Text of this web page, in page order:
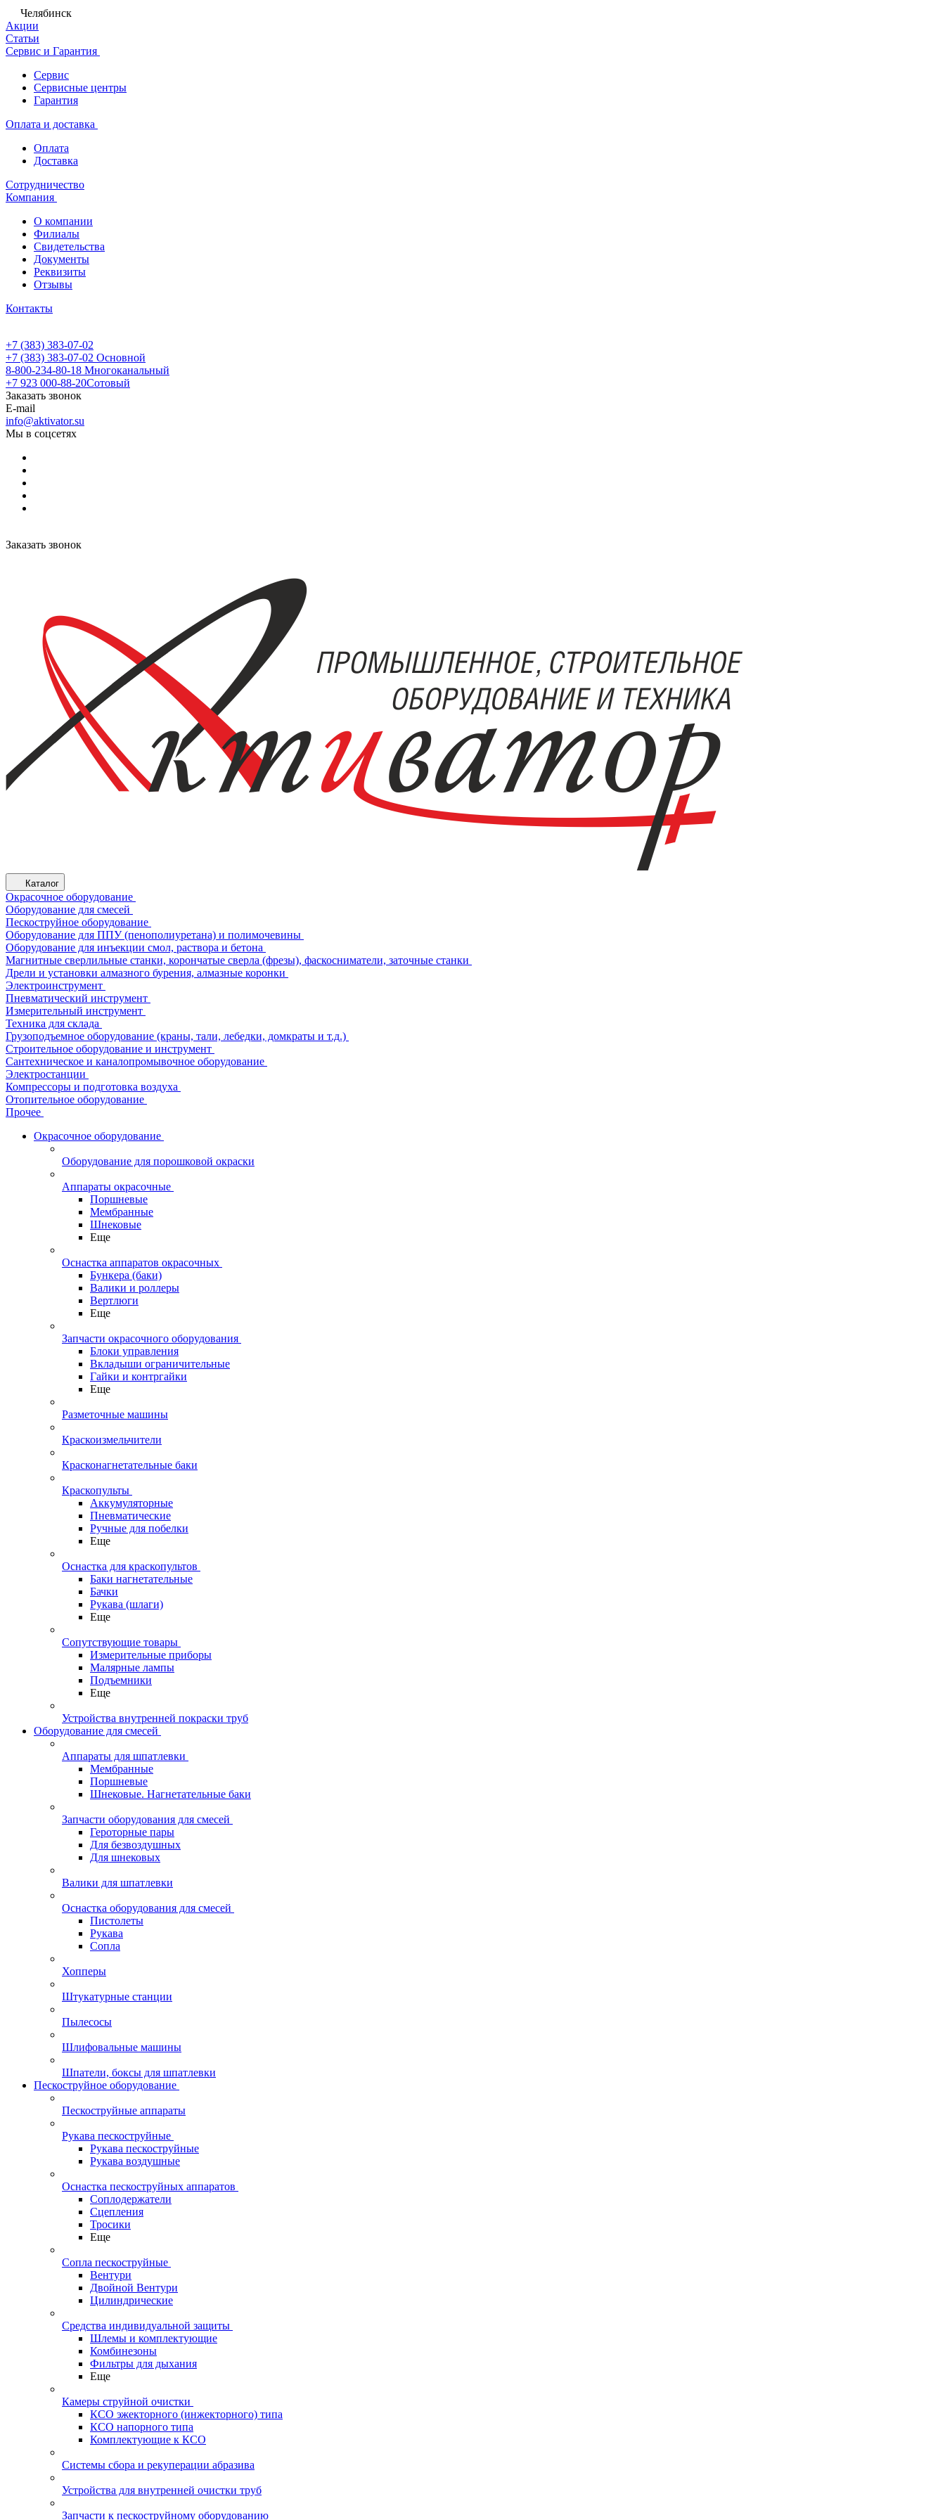
Челябинск
Акции
Статьи
Сервис и Гарантия
Сервис
Сервисные центры
Гарантия
Оплата и доставка
Оплата
Доставка
Сотрудничество
Компания
О компании
Филиалы
Свидетельства
Документы
Реквизиты
Отзывы
Контакты
+7 (383) 383-07-02
+7 (383) 383-07-02 Основной
8-800-234-80-18 Многоканальный
+7 923 000-88-20Сотовый
Заказать звонок
E-mail
info@aktivator.su
Мы в соцсетях
Заказать звонок
Каталог
Окрасочное оборудование
Оборудование для смесей
Пескоструйное оборудование
Оборудование для ППУ (пенополиуретана) и полимочевины
Оборудование для инъекции смол, раствора и бетона
Магнитные сверлильные станки, корончатые сверла (фрезы), фаскосниматели, заточные станки
Дрели и установки алмазного бурения, алмазные коронки
Электроинструмент
Пневматический инструмент
Измерительный инструмент
Техника для склада
Грузоподъемное оборудование (краны, тали, лебедки, домкраты и т.д.)
Строительное оборудование и инструмент
Сантехническое и каналопромывочное оборудование
Электростанции
Компрессоры и подготовка воздуха
Отопительное оборудование
Прочее
Окрасочное оборудование
Оборудование для порошковой окраски
Аппараты окрасочные
Поршневые
Мембранные
Шнековые
Еще
Оснастка аппаратов окрасочных
Бункера (баки)
Валики и роллеры
Вертлюги
Еще
Запчасти окрасочного оборудования
Блоки управления
Вкладыши ограничительные
Гайки и контргайки
Еще
Разметочные машины
Краскоизмельчители
Красконагнетательные баки
Краскопульты
Аккумуляторные
Пневматические
Ручные для побелки
Еще
Оснастка для краскопультов
Баки нагнетательные
Бачки
Рукава (шлаги)
Еще
Сопутствующие товары
Измерительные приборы
Малярные лампы
Подъемники
Еще
Устройства внутренней покраски труб
Оборудование для смесей
Аппараты для шпатлевки
Мембранные
Поршневые
Шнековые. Нагнетательные баки
Запчасти оборудования для смесей
Героторные пары
Для безвоздушных
Для шнековых
Валики для шпатлевки
Оснастка оборудования для смесей
Пистолеты
Рукава
Сопла
Хопперы
Штукатурные станции
Пылесосы
Шлифовальные машины
Шпатели, боксы для шпатлевки
Пескоструйное оборудование
Пескоструйные аппараты
Рукава пескоструйные
Рукава пескоструйные
Рукава воздушные
Оснастка пескоструйных аппаратов
Соплодержатели
Сцепления
Тросики
Еще
Сопла пескоструйные
Вентури
Двойной Вентури
Цилиндрические
Средства индивидуальной защиты
Шлемы и комплектующие
Комбинезоны
Фильтры для дыхания
Еще
Камеры струйной очистки
КСО эжекторного (инжекторного) типа
КСО напорного типа
Комплектующие к КСО
Системы сбора и рекуперации абразива
Устройства для внутренней очистки труб
Запчасти к пескоструйному оборудованию